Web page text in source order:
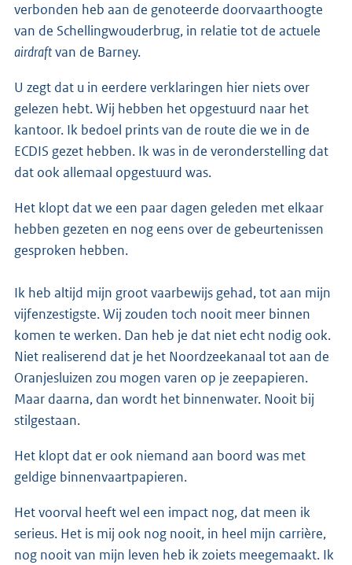
verbonden heb aan de genoteerde doorvaarthoogte
van de Schellingwouderbrug, in relatie tot de actuele
airdraftvan de Barney.
U zegt dat u in eerdere verklaringen hier niets over
gelezen hebt. Wij hebben het opgestuurd naar het
kantoor. Ik bedoel prints van de route die we in de
ECDIS gezet hebben. Ik was in de veronderstelling dat
dat ook allemaal opgestuurd was.
Het klopt dat we een paar dagen geleden met elkaar
hebben gezeten en nog eens over de gebeurtenissen
gesproken hebben.
Ik heb altijd mijn groot vaarbewijs gehad, tot aan mijn
vijfenzestigste. Wij zouden toch nooit meer binnen
komen te werken. Dan heb je dat niet echt nodig ook.
Niet realiserend dat je het Noordzeekanaal tot aan de
Oranjesluizen zou mogen varen op je zeepapieren.
Maar daarna, dan wordt het binnenwater. Nooit bij
stilgestaan.
Het klopt dat er ook niemand aan boord was met
geldige binnenvaartpapieren.
Het voorval heeft wel een impact nog, dat meen ik
serieus. Het is mij ook nog nooit, in heel mijn carrière,
nog nooit van mijn leven heb ik zoiets meegemaakt. Ik